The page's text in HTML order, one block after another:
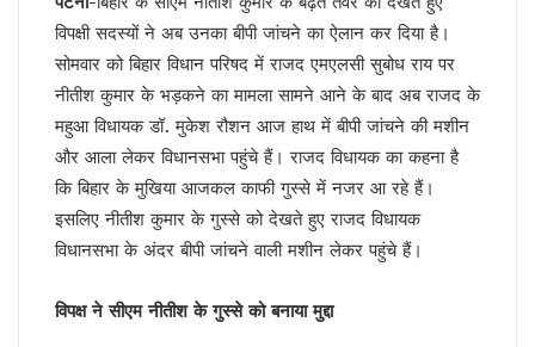
भाजपाई होते-होते रह गए शिवपाल!
BSP का सियासी रिस्टार्ट!
संकट में एनडीए !
कृषि होगा विकास का आधार!
अशान्ति फैलाने की कोशिश में ट्रम्प !
भ्रष्टाचार पर चला योगी चाबुक !
चूक तो हो ही गई !
कश्मीर विवाद सुलझाने को तैयार पाक !
रिटायर नहीं होंगे!
एक मुद्दे पर दो फाड़ हुआ विपक्ष !
विपक्षी सदस्यों ने अब उनका बीपी जांचने का ऐलान कर दिया है।
सोमवार को बिहार विधान परिषद में राजद एमएलसी सुबोध राय पर
नीतीश कुमार के भड़कने का मामला सामने आने के बाद अब राजद के
महुआ विधायक डॉ. मुकेश रौशन आज हाथ में बीपी जांचने की मशीन
और आला लेकर विधानसभा पहुंचे हैं। राजद विधायक का कहना है
कि बिहार के मुखिया आजकल काफी गुस्से में नजर आ रहे हैं।
इसलिए नीतीश कुमार के गुस्से को देखते हुए राजद विधायक
विधानसभा के अंदर बीपी जांचने वाली मशीन लेकर पहुंचे हैं।
विपक्ष ने सीएम नीतीश के गुस्से को बनाया मुद्दा